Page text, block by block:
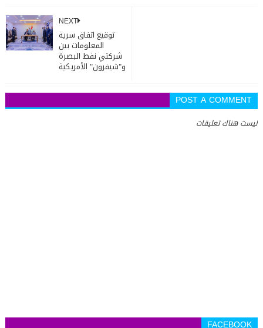
NEXT
توقيع اتفاق سرية
المعلومات بين
شركتي نفط البصرة
و"شيفرون" الأمريكية
POST A COMMENT
ليست هناك تعليقات
FACEBOOK